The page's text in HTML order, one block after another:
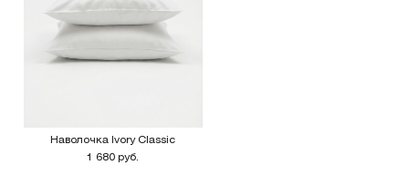
Наволочка Ivory Classic
1 680 руб.